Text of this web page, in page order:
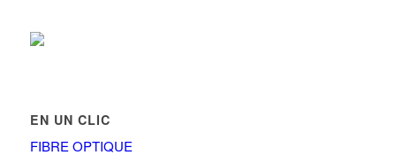
EN UN CLIC
FIBRE OPTIQUE